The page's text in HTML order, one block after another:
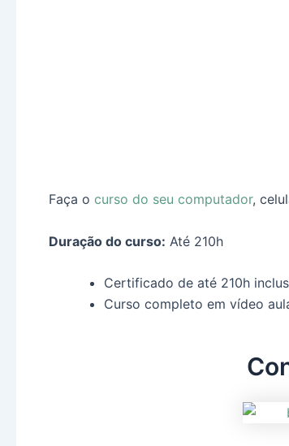
Faça o curso do seu computador,
Duração do curso: Até 210h
Certificado de até 210h
Curso completo em vídeo